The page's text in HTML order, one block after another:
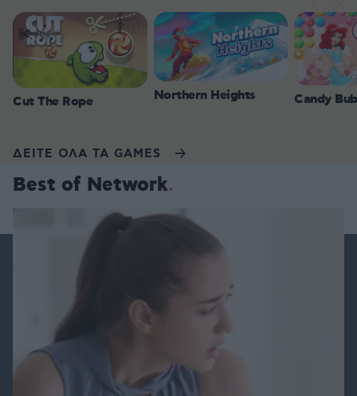
Cut The Rope Northern Heights Candy
ΔΕΙΤΕ ΟΛΑ ΤΑ GAMES
Best of Network